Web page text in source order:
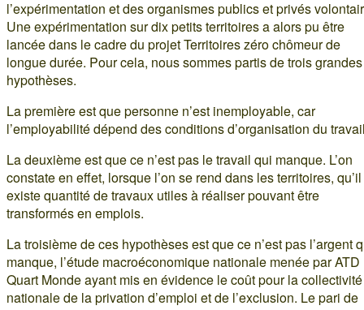
l’expérimentation et des organismes publics et privés
Une expérimentation sur dix petits territoires a alors pu être
lancée dans le cadre du projet Territoires zéro chômeur de
longue durée. Pour cela, nous sommes partis de trois grandes
hypothèses.
La première est que personne n’est inemployable, car
l’employabilité dépend des conditions d’organisation du
La deuxième est que ce n’est pas le travail qui manque. L’on
constate en effet, lorsque l’on se rend dans les territoires, qu’il
existe quantité de travaux utiles à réaliser pouvant être
transformés en emplois.
La troisième de ces hypothèses est que ce n’est pas l’argent
manque, l’étude macroéconomique nationale menée par ATD
Quart Monde ayant mis en évidence le coût pour la collectivité
nationale de la privation d’emploi et de l’exclusion. Le pari de